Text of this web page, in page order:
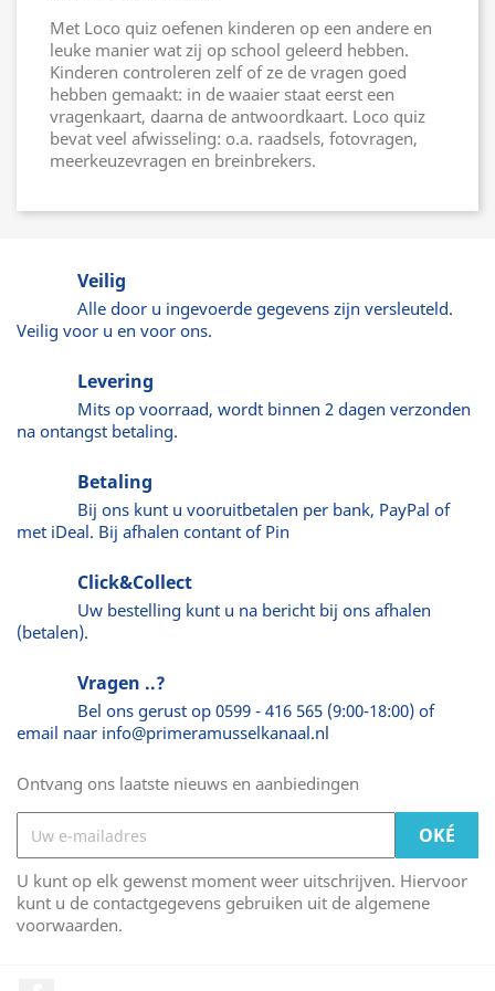
Met Loco quiz oefenen kinderen op een andere en
leuke manier wat zij op school geleerd hebben.
Kinderen controleren zelf of ze de vragen goed
hebben gemaakt: in de waaier staat eerst een
vragenkaart, daarna de antwoordkaart. Loco quiz
bevat veel afwisseling: o.a. raadsels, fotovragen,
meerkeuzevragen en breinbrekers.
Veilig
Alle door u ingevoerde gegevens zijn versleuteld.
Veilig voor u en voor ons.
Levering
Mits op voorraad, wordt binnen 2 dagen verzonden
na ontangst betaling.
Betaling
Bij ons kunt u vooruitbetalen per bank, PayPal of
met iDeal. Bij afhalen contant of Pin
Click&Collect
Uw bestelling kunt u na bericht bij ons afhalen
(betalen).
Vragen ..?
Bel ons gerust op 0599 - 416 565 (9:00-18:00) of
email naar info@primeramusselkanaal.nl
Ontvang ons laatste nieuws en aanbiedingen
U kunt op elk gewenst moment weer uitschrijven. Hiervoor
kunt u de contactgegevens gebruiken uit de algemene
voorwaarden.